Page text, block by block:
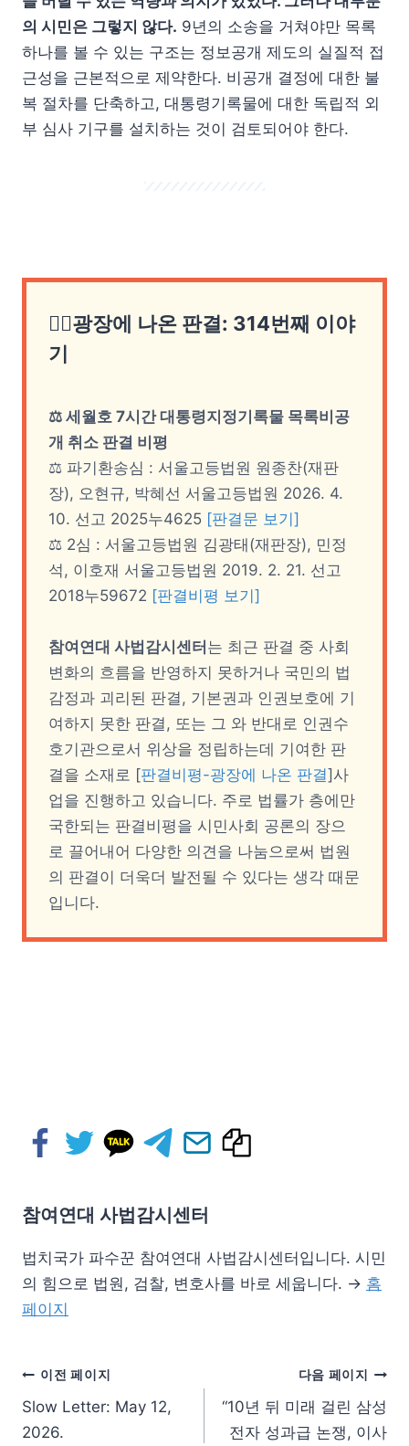
의 시민은 그렇지 않다. 9년의 소송을 거쳐야만 목록
하나를 볼 수 있는 구조는 정보공개 제도의 실질적 접
근성을 근본적으로 제약한다. 비공개 결정에 대한 불
복 절차를 단축하고, 대통령기록물에 대한 독립적 외
부 심사 기구를 설치하는 것이 검토되어야 한다.
👨‍⚖️광장에 나온 판결: 314번째 이야
기
⚖ 세월호 7시간 대통령지정기록물 목록비공
개 취소 판결 비평
⚖ 파기환송심 : 서울고등법원 원종찬(재판
장), 오현규, 박혜선 서울고등법원 2026. 4.
10. 선고 2025누4625 [판결문 보기]
⚖ 2심 : 서울고등법원 김광태(재판장), 민정
석, 이호재 서울고등법원 2019. 2. 21. 선고
2018누59672 [판결비평 보기]
참여연대 사법감시센터는 최근 판결 중 사회
변화의 흐름을 반영하지 못하거나 국민의 법
감정과 괴리된 판결, 기본권과 인권보호에 기
여하지 못한 판결, 또는 그 와 반대로 인권수
호기관으로서 위상을 정립하는데 기여한 판
결을 소재로 [판결비평-광장에 나온 판결]사
업을 진행하고 있습니다. 주로 법률가 층에만
국한되는 판결비평을 시민사회 공론의 장으
로 끌어내어 다양한 의견을 나눔으로써 법원
의 판결이 더욱더 발전될 수 있다는 생각 때문
입니다.
참여연대 사법감시센터
법치국가 파수꾼 참여연대 사법감시센터입니다. 시민
의 힘으로 법원, 검찰, 변호사를 바로 세웁니다. → 홈
페이지
이전 페이지
Slow Letter: May 12,
2026.
다음 페이지
“10년 뒤 미래 걸린 삼성
전자 성과급 논쟁, 이사